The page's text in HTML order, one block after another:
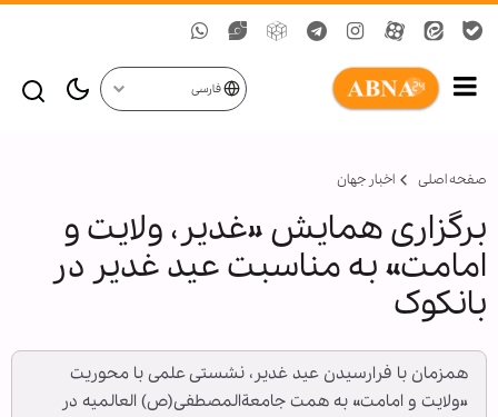
فارسی
صفحه اصلی اخبار جهان
برگزاری همایش «غدیر، ولایت و
امامت» به مناسبت عید غدیر در
بانکوک
همزمان با فرارسیدن عید غدیر، نشستی علمی با محوریت
«ولایت و امامت» به همت جامعةالمصطفی(ص) العالمیه در